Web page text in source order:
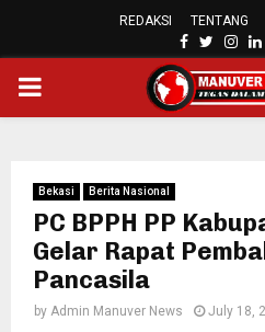
REDAKSI TENTANG
FACEBOOK
PRIMARY
Bekasi Berita Nasional
PC BPPH PP
Gelar Rapat
Pancasila
by Admin Manuver News July 18,